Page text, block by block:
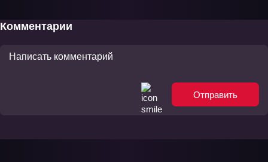
Комментарии
Отправить